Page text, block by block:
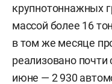
крупнотоннажных
массой более 16
в том же месяце
реализовано
июне — 2 930